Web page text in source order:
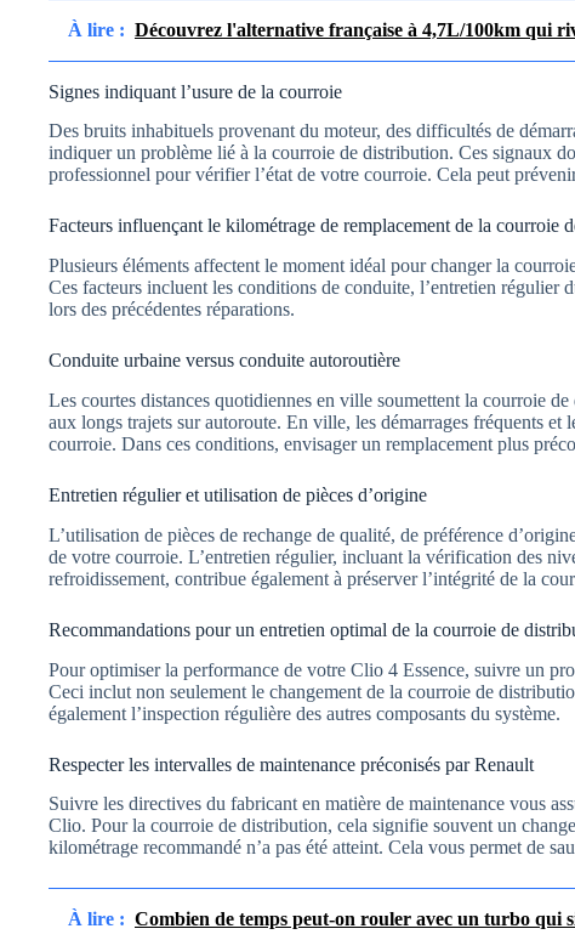
À lire : Découvrez l'alternative française à 4,7L/100km qui
Signes indiquant l’usure de la courroie
Des bruits inhabituels provenant du moteur, des difficultés de
indiquer un problème lié à la courroie de distribution. Ces signaux
professionnel pour vérifier l’état de votre courroie. Cela peut
Facteurs influençant le kilométrage de remplacement de la courroie
Plusieurs éléments affectent le moment idéal pour changer la
Ces facteurs incluent les conditions de conduite, l’entretien régulier
lors des précédentes réparations.
Conduite urbaine versus conduite autoroutière
Les courtes distances quotidiennes en ville soumettent la courroie
aux longs trajets sur autoroute. En ville, les démarrages fréquents et
courroie. Dans ces conditions, envisager un remplacement plus
Entretien régulier et utilisation de pièces d’origine
L’utilisation de pièces de rechange de qualité, de préférence
de votre courroie. L’entretien régulier, incluant la vérification des
refroidissement, contribue également à préserver l’intégrité de la
Recommandations pour un entretien optimal de la courroie de
Pour optimiser la performance de votre Clio 4 Essence, suivre un
Ceci inclut non seulement le changement de la courroie de
également l’inspection régulière des autres composants du système.
Respecter les intervalles de maintenance préconisés par Renault
Suivre les directives du fabricant en matière de maintenance vous
Clio. Pour la courroie de distribution, cela signifie souvent un
kilométrage recommandé n’a pas été atteint. Cela vous permet de
À lire : Combien de temps peut-on rouler avec un turbo qui